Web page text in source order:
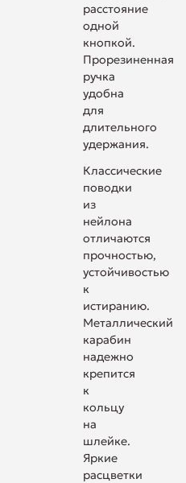
расстояние
одной
кнопкой.
Прорезиненная
ручка
удобна
для
длительного
удержания.
Классические
поводки
из
нейлона
отличаются
прочностью,
устойчивостью
к
истиранию.
Металлический
карабин
надежно
крепится
к
кольцу
на
шлейке.
Яркие
расцветки